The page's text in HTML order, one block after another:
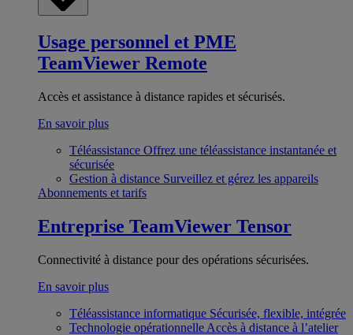
Usage personnel et PME
TeamViewer Remote
Accès et assistance à distance rapides et sécurisés.
En savoir plus
Téléassistance Offrez une téléassistance instantanée et
sécurisée
Gestion à distance Surveillez et gérez les appareils
Abonnements et tarifs
Entreprise TeamViewer Tensor
Connectivité à distance pour des opérations sécurisées.
En savoir plus
Téléassistance informatique Sécurisée, flexible, intégrée
Technologie opérationnelle Accès à distance à l’atelier